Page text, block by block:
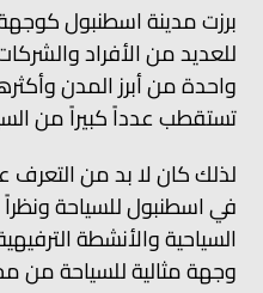
برزت مدينة اسطنبول
للعديد من الأفراد
واحدة من أبرز المدن
تستقطب عدداً كبيراً من
لذلك كان لا بد من
في اسطنبول للسياحة
السياحية والأنشطة
وجهة مثالية للسياحة من